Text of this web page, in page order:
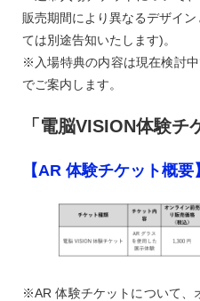
販売期間により異なるデザイ
ては別途告知いたします)。
※入場特典の内容は現在検討
でご案内します。
「電脳VISION体験チ
【AR 体験チケット概要】
※AR 体験チケットについて、